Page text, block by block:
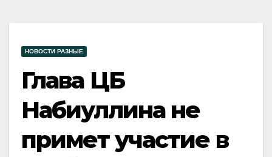
НОВОСТИ РАЗНЫЕ
Глава ЦБ
Набиуллина не
примет участие в